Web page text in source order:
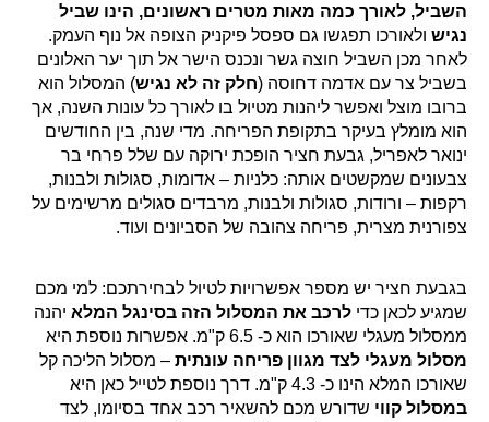
השביל, לאורך כמה מאות מטרים ראשונים, הינו שביל
נגיש ולאורכו תפגשו גם ספסל פיקניק הצופה אל נוף העמק.
לאחר מכן השביל חוצה גשר ונכנס הישר אל תוך יער האלונים
בשביל צר עם אדמה דחוסה (חלק זה לא נגיש) המסלול הוא
ברובו מוצל ואפשר ליהנות מטיול בו לאורך כל עונות השנה, אך
הוא מומלץ בעיקר בתקופת הפריחה. מדי שנה, בין החודשים
ינואר לאפריל, גבעת חציר הופכת ירוקה עם שלל פרחי בר
צבעונים שמקשטים אותה: כלניות – אדומות, סגולות ולבנות,
רקפות – ורודות, סגולות ולבנות, מרבדים סגולים מרשימים על
צפורנית מצרית, פריחה צהובה של הסביונים ועוד.
בגבעת חציר יש מספר אפשרויות לטיול לבחירתכם: למי מכם
שמגיע לכאן כדי לרכב את המסלול הזה בסינגל המלא יהנה
ממסלול מעגלי שאורכו הוא כ- 6.5 ק"מ. אפשרות נוספת היא
מסלול מעגלי לצד מגוון פריחה עונתית – מסלול הליכה קל
שאורכו המלא הינו כ- 4.3 ק"מ. דרך נוספת לטייל כאן היא
במסלול קווי שדורש מכם להשאיר רכב אחד בסיומו, לצד